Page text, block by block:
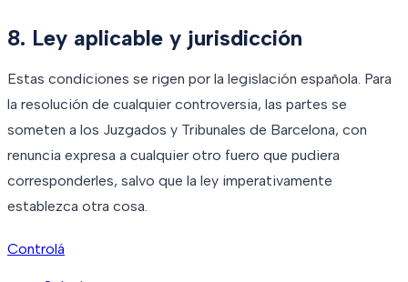
8. Ley aplicable y jurisdicción
Estas condiciones se rigen por la legislación española. Para
la resolución de cualquier controversia, las partes se
someten a los Juzgados y Tribunales de Barcelona, con
renuncia expresa a cualquier otro fuero que pudiera
corresponderles, salvo que la ley imperativamente
establezca otra cosa.
Controlá